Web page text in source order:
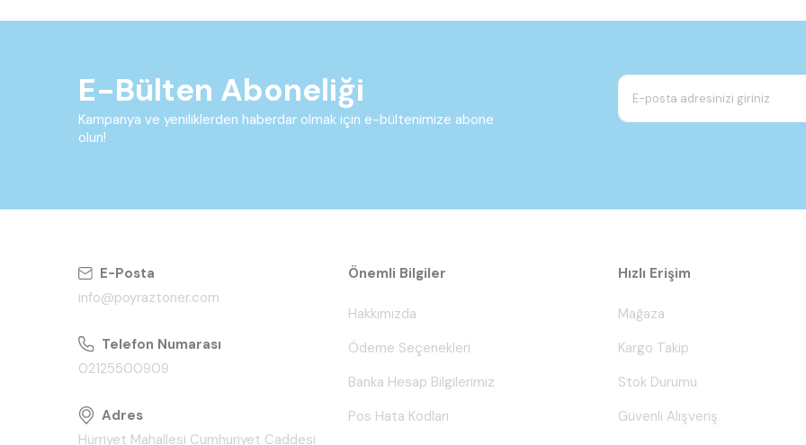
E-Bülten Aboneliği
Kampanya ve yeniliklerden haberdar olmak için e-bültenimize abone
olun!
E-Posta
info@poyraztoner.com
Telefon Numarası
02125500909
Adres
Hürriyet Mahallesi Cumhuriyet Caddesi
Önemli Bilgiler
Hakkımızda
Ödeme Seçenekleri
Banka Hesap Bilgilerimiz
Pos Hata Kodları
Hızlı Erişim
Mağaza
Kargo Takip
Stok Durumu
Güvenli Alışveriş